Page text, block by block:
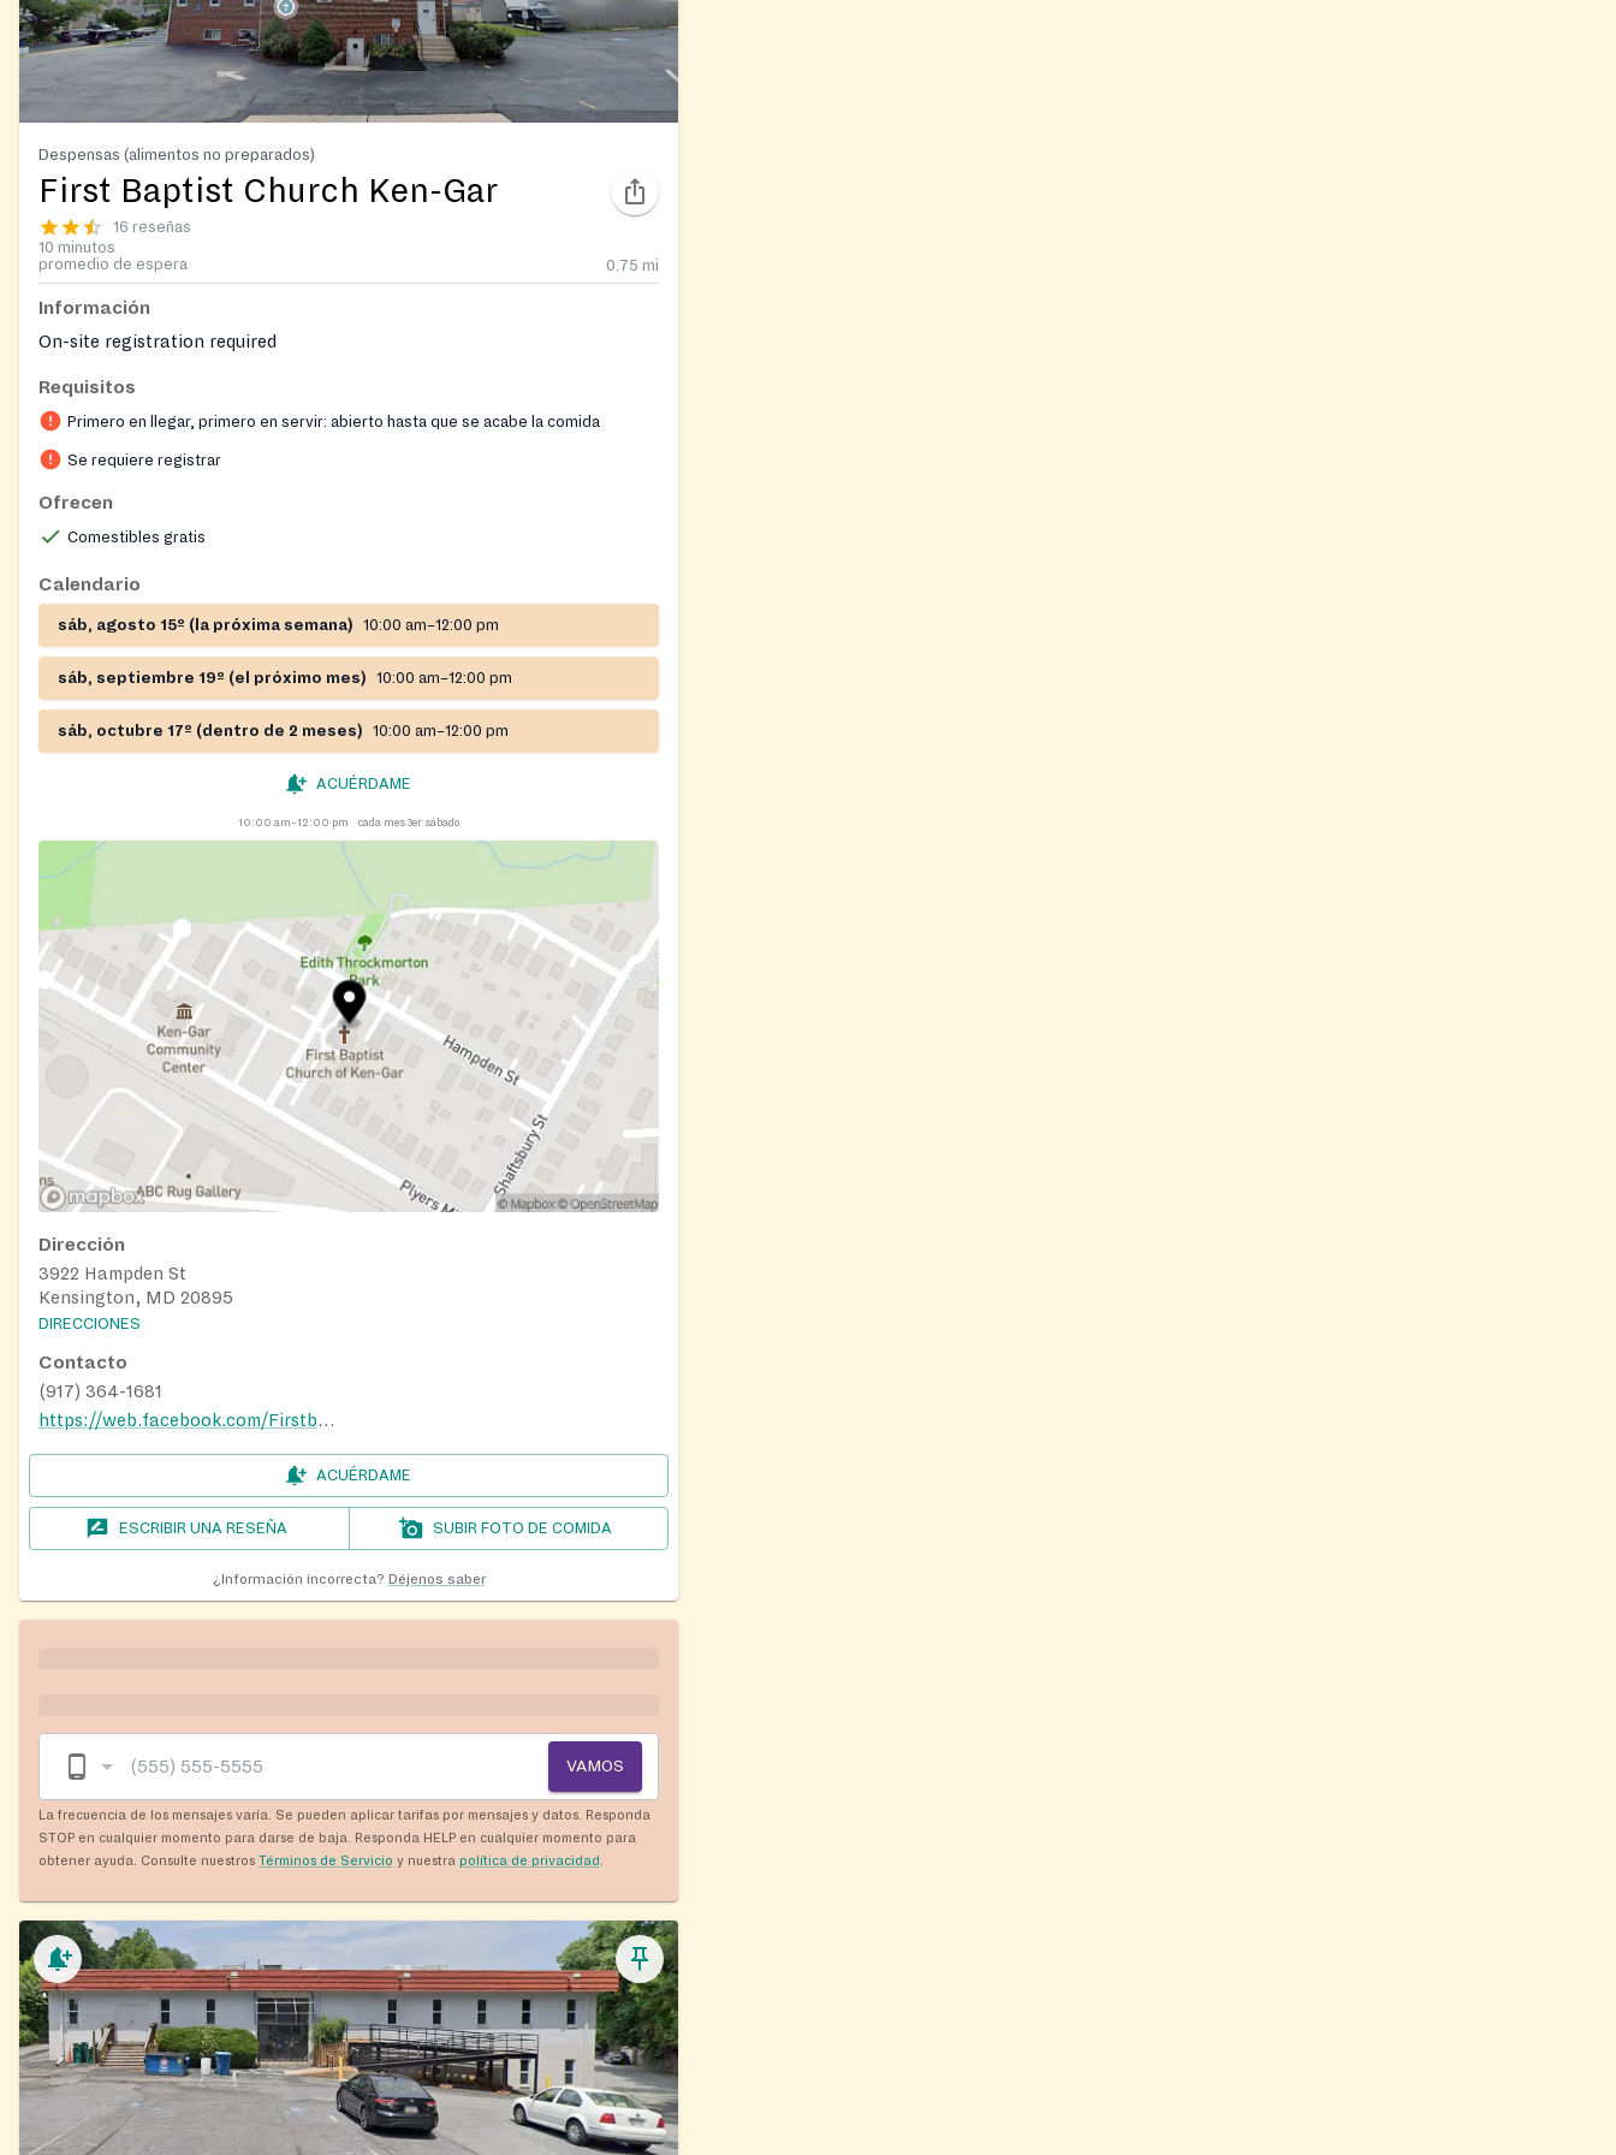
Despensas (alimentos no preparados)
First Baptist Church Ken-Gar
16 reseñas
10 minutos
promedio de espera
0.75 mi
Información
On-site registration required
Requisitos
Primero en llegar, primero en servir: abierto hasta que se acabe la comida
Se requiere registrar
Ofrecen
Comestibles gratis
Calendario
sáb, agosto 15º (la próxima semana) 10:00 am–12:00 pm
sáb, septiembre 19º (el próximo mes) 10:00 am–12:00 pm
sáb, octubre 17º (dentro de 2 meses) 10:00 am–12:00 pm
ACUÉRDAME
10:00 am–12:00 pm cada mes 3er sábado
Dirección
3922 Hampden St
Kensington, MD 20895
DIRECCIONES
Contacto
(917) 364-1681
https://web.facebook.com/Firstbaptistchurchofkengar?_rdc=1&_rdr#
ACUÉRDAME
ESCRIBIR UNA RESEÑA SUBIR FOTO DE COMIDA
¿Información incorrecta? Déjenos saber
VAMOS
La frecuencia de los mensajes varía. Se pueden aplicar tarifas por mensajes y datos. Responda
STOP en cualquier momento para darse de baja. Responda HELP en cualquier momento para
obtener ayuda. Consulte nuestros Términos de Servicio y nuestra política de privacidad